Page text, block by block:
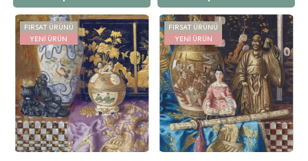
YENI ÜRÜN
FIRSAT ÜRÜNÜ
YENI ÜRÜN
FIRSAT ÜRÜNÜ